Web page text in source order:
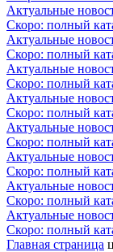
Актуальные
Скоро: полный
Актуальные
Скоро: полный
Актуальные
Скоро: полный
Актуальные
Скоро: полный
Актуальные
Скоро: полный
Актуальные
Скоро: полный
Актуальные
Скоро: полный
Актуальные
Скоро: полный
Главная страница